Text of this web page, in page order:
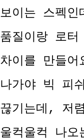
보이는 스펙
품질이랑 로
차이를 만들어
나가야 빅 피
끊기는데, 저
울컥울컥 나